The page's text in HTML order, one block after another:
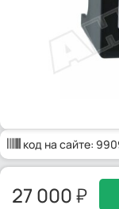
код на сайте:
27 000